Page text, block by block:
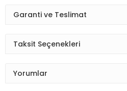
Garanti ve Teslimat
Taksit Seçenekleri
Yorumlar